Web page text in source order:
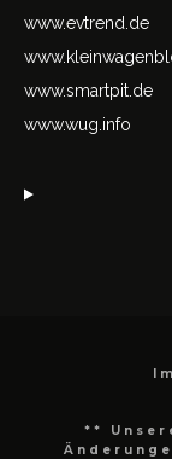
www.evtrend.de
www.smartpit.de
www.wug.info
**